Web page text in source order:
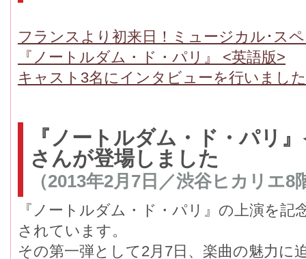
フランスより初来日！ミュージカル･ス
『ノートルダム・ド・パリ』 <英語版>
キャスト3名にインタビューを行いました
『ノートルダム・ド・パリ
さんが登場しました
（2013年2月7日／渋谷ヒカリエ
『ノートルダム・ド・パリ』の上演を
されています。
その第一弾として2月7日、楽曲の魅力に